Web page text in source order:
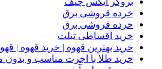
خرده فروشی برق
خرده فروشی برق
خرید اقساطی تبلت
خرید بهترین قهوه | خرید قهوه |
خرید طلا با اجرت مناسب و بدون